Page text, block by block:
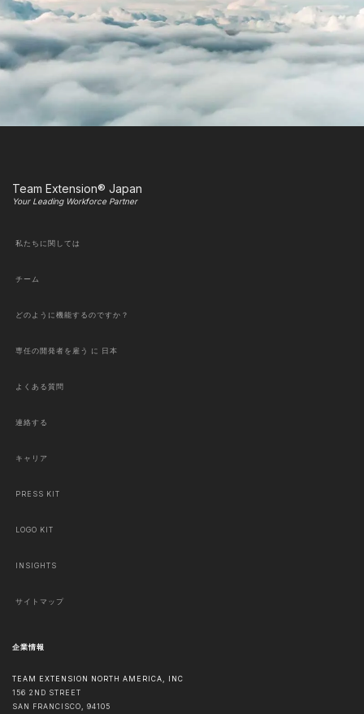
Team Extension® Japan
Your Leading Workforce Partner
私たちに関しては
チーム
どのように機能するのですか？
専任の開発者を雇う に 日本
よくある質問
連絡する
キャリア
PRESS KIT
LOGO KIT
INSIGHTS
サイトマップ
企業情報
TEAM EXTENSION NORTH AMERICA, INC
156 2ND STREET
SAN FRANCISCO, 94105